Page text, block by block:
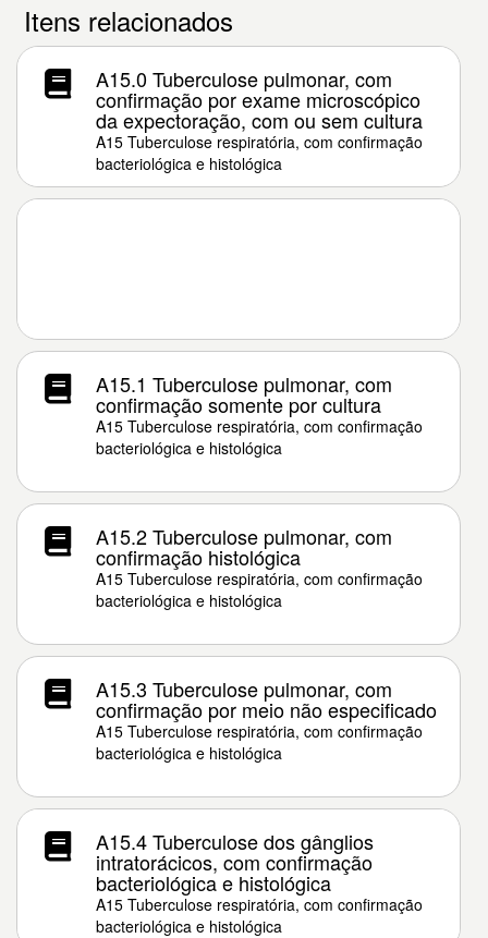
Itens relacionados
A15.0 Tuberculose pulmonar, com
confirmação por exame microscópico
da expectoração, com ou sem cultura
A15 Tuberculose respiratória, com confirmação
bacteriológica e histológica
A15.1 Tuberculose pulmonar, com
confirmação somente por cultura
A15 Tuberculose respiratória, com confirmação
bacteriológica e histológica
A15.2 Tuberculose pulmonar, com
confirmação histológica
A15 Tuberculose respiratória, com confirmação
bacteriológica e histológica
A15.3 Tuberculose pulmonar, com
confirmação por meio não especificado
A15 Tuberculose respiratória, com confirmação
bacteriológica e histológica
A15.4 Tuberculose dos gânglios
intratorácicos, com confirmação
bacteriológica e histológica
A15 Tuberculose respiratória, com confirmação
bacteriológica e histológica